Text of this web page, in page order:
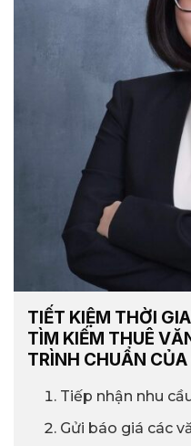
TIẾT KIỆM THỜI
TÌM KIẾM THUÊ
TRÌNH CHUẨN
Tiếp nhận nhu
Gửi báo giá các